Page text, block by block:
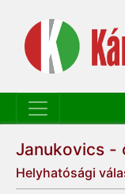
Janukovics -
Helyhatósági